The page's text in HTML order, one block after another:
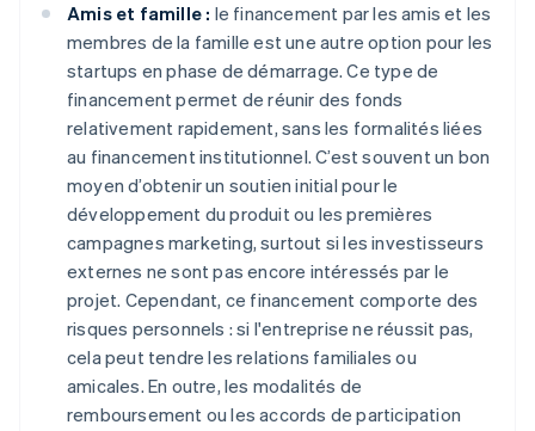
Amis et famille : le financement par les amis et les
membres de la famille est une autre option pour les
startups en phase de démarrage. Ce type de
financement permet de réunir des fonds
relativement rapidement, sans les formalités liées
au financement institutionnel. C’est souvent un bon
moyen d’obtenir un soutien initial pour le
développement du produit ou les premières
campagnes marketing, surtout si les investisseurs
externes ne sont pas encore intéressés par le
projet. Cependant, ce financement comporte des
risques personnels : si l'entreprise ne réussit pas,
cela peut tendre les relations familiales ou
amicales. En outre, les modalités de
remboursement ou les accords de participation